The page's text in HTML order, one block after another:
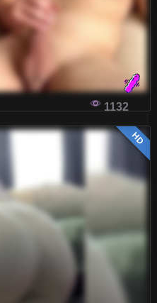
I PROGRAMY DO
DOROSŁYCH
z czatów dla
i sposobu na
Ale które aplikacje i
się tą formą
1132
HD